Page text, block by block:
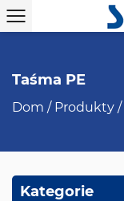
Taśma PE
Dom / Produkty /
Kategorie